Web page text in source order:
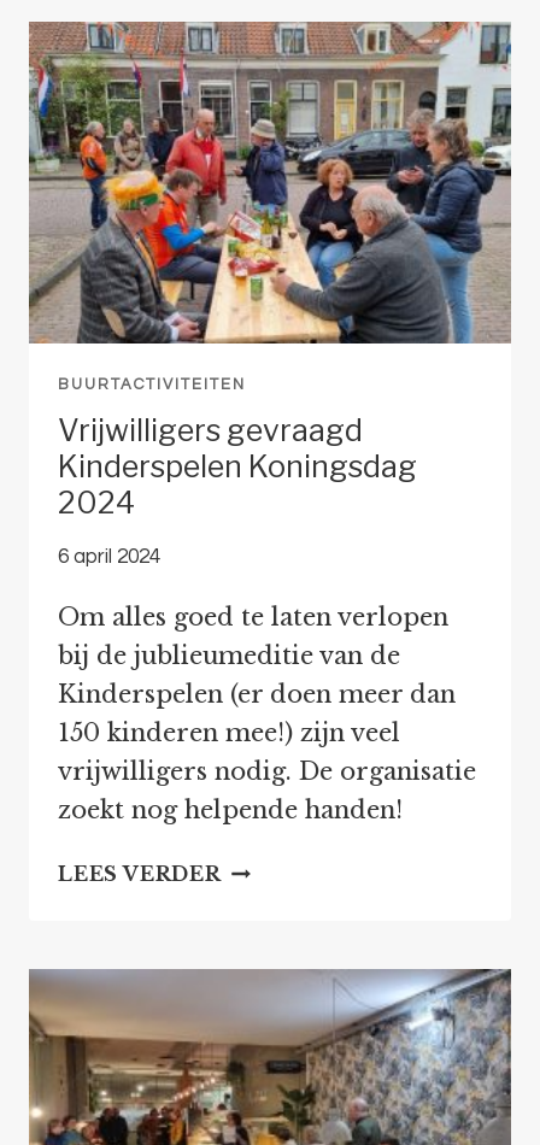
OP
DE
RAAM
BUURTACTIVITEITEN
Vrijwilligers gevraagd
Kinderspelen Koningsdag
2024
6 april 2024
Om alles goed te laten verlopen
bij de jublieumeditie van de
Kinderspelen (er doen meer dan
150 kinderen mee!) zijn veel
vrijwilligers nodig. De organisatie
zoekt nog helpende handen!
LEES VERDER VRIJWILLIGERS